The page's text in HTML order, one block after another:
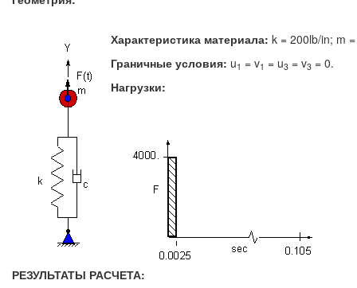
Характеристика материала: k = 200lb/in; m
Граничные условия: u1 = v1 = u3 = v3 = 0.
Нагрузки:
РЕЗУЛЬТАТЫ РАСЧЕТА: